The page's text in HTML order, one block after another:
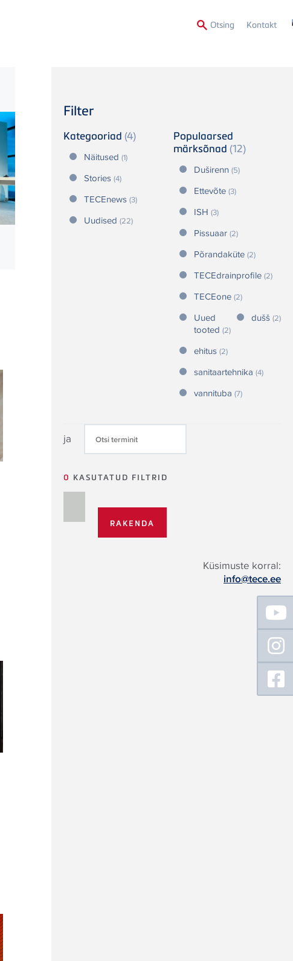
Otsing Kontakt
Filter
Kategooriad (4)
Näitused (1)
Stories (4)
TECEnews (3)
Uudised (22)
Populaarsed
märksõnad (12)
Duširenn (5)
Ettevõte (3)
ISH (3)
Pissuaar (2)
Põrandaküte (2)
TECEdrainprofile (2)
TECEone (2)
Uued
tooted (2)
dušš (2)
ehitus (2)
sanitaartehnika (4)
vannituba (7)
ja
0 KASUTATUD FILTRID
Küsimuste korral:
info@tece.ee
Floating